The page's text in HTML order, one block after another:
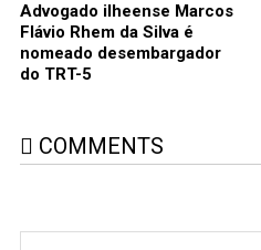
Advogado ilheense Marcos
Flávio Rhem da Silva é
nomeado desembargador
do TRT-5
COMMENTS